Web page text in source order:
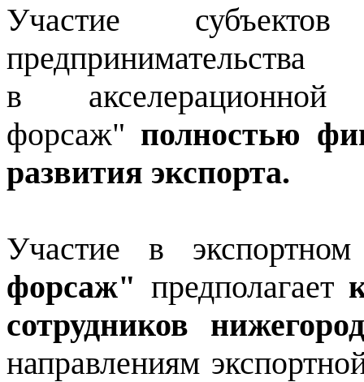
Участие
в
форсаж" полностью
развития экспорта.
Участие в
форсаж" предполагает
сотрудников
направлениям